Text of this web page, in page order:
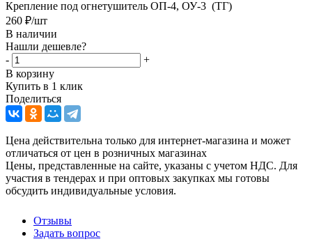
Крепление под огнетушитель ОП-4, ОУ-3 (ТГ)
260 ₽/шт
В наличии
Нашли дешевле?
-
+
В корзину
Купить в 1 клик
Поделиться
Цена действительна только для интернет-магазина и может
отличаться от цен в розничных магазинах
Цены, представленные на сайте, указаны с учетом НДС. Для
участия в тендерах и при оптовых закупках мы готовы
обсудить индивидуальные условия.
Отзывы
Задать вопрос